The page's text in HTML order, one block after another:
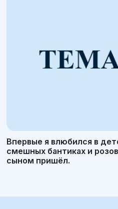
Впервые я влюбился в
смешных бантиках и
сыном пришёл.